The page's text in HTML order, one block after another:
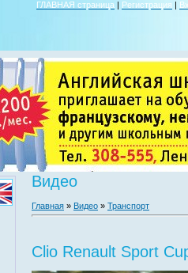
ГЛАВНАЯ страница | Регистрация |
Видео
Главная » Видео » Транспорт
Clio Renault Sport